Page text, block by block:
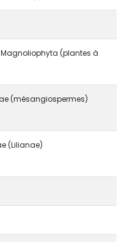
(plantes à
(mésangiospermes)
(Lilianae)